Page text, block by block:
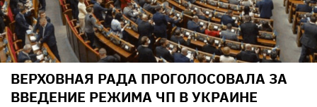
ВЕРХОВНАЯ РАДА ПРОГОЛОСОВАЛА ЗА
ВВЕДЕНИЕ РЕЖИМА ЧП В УКРАИНЕ